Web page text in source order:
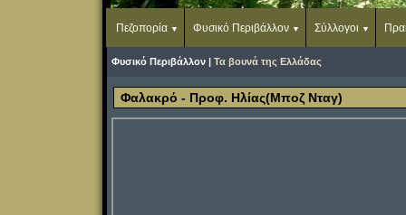
Πεζοπορία Φυσικό Περιβάλλον Σύλλογοι
Φυσικό Περιβάλλον | Τα βουνά της Ελλάδας
Φαλακρό - Προφ. Ηλίας(Μποζ Νταγ)